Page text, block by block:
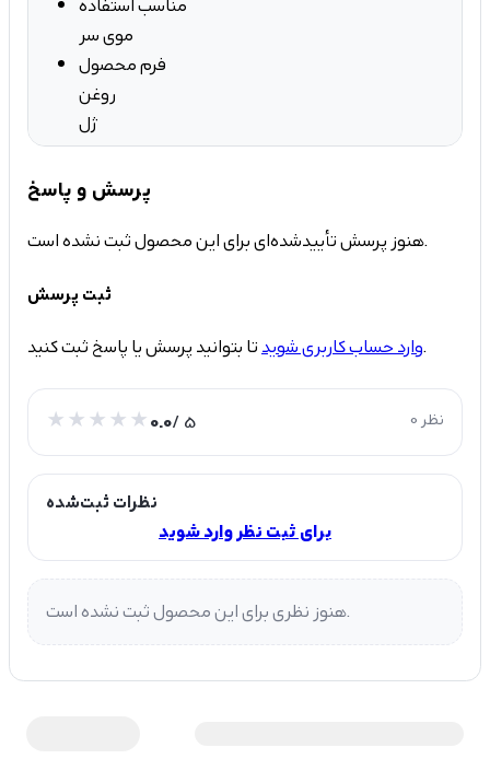
مناسب استفاده
موی سر
فرم محصول
روغن
ژل
پرسش و پاسخ
هنوز پرسش تأییدشده‌ای برای این محصول ثبت نشده است.
ثبت پرسش
وارد حساب کاربری شویدتا بتوانید پرسش یا پاسخ ثبت کنید.
0.0/ 5 0 نظر
نظرات ثبت‌شده
برای ثبت نظر وارد شوید
هنوز نظری برای این محصول ثبت نشده است.